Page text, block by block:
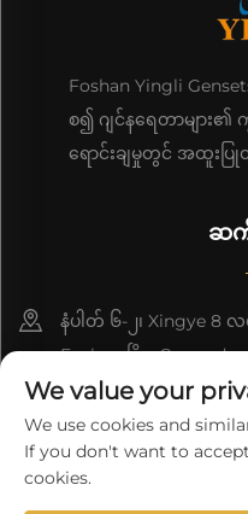
Foshan Yingli
စ၍ ဂျင်နရေတာများ
ရောင်းချမှုတွင် အထူးပ
ဆ
နံပါတ် ၆-၂၊ Xingye 8 လ
Foshan မြို့၊
8618676517177
[email protected]
We value your
We use cookies and
If you don't want to
cookies.